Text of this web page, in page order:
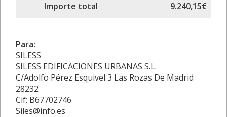
Importe total
9.240,15€
Para:
SILESS
SILESS EDIFICACIONES URBANAS S.L.
C/Adolfo Pérez Esquivel 3 Las Rozas De Madrid
28232
Cif: B67702746
Siles@info.es